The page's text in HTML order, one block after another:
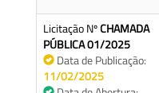
Licitação NºCHAMADA
PÚBLICA 01/2025
Data de Publicação:
11/02/2025